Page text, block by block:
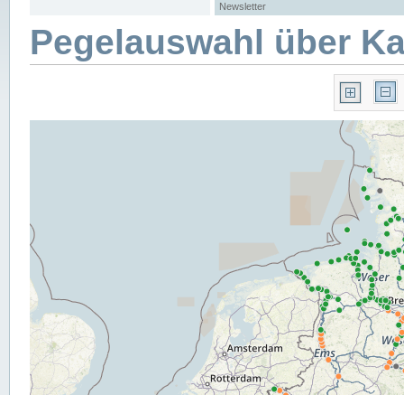
Newsletter
Pegelauswahl über